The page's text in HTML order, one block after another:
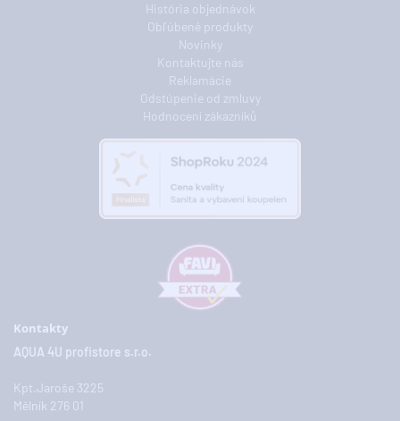
História objednávok
Obľúbené produkty
Novinky
Kontaktujte nás
Reklamácie
Odstúpenie od zmluvy
Hodnocení zákazníků
Kontakty
AQUA 4U profistore s.r.o.
Kpt.Jaroše 3225
Mělník 276 01